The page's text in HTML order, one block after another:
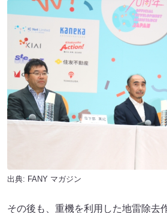
出典: FANY マガジン
その後も、重機を利用した地雷除去